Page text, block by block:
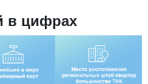
в цифрах